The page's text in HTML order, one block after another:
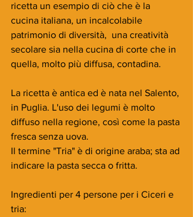
ricetta un esempio di ciò che è la
cucina italiana, un incalcolabile
patrimonio di diversità,  una creatività
secolare sia nella cucina di corte che in
quella, molto più diffusa, contadina.
La ricetta è antica ed è nata nel Salento,
in Puglia. L'uso dei legumi è molto
diffuso nella regione, così come la pasta
fresca senza uova.
Il termine "Tria" è di origine araba; sta ad
indicare la pasta secca o fritta.
Ingredienti per 4 persone per i Ciceri e
tria: